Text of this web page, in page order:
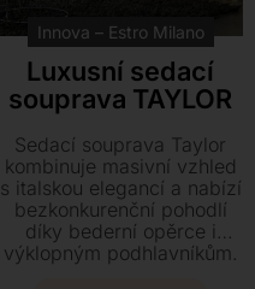
Innova – Estro Milano
Luxusní sedací
souprava TAYLOR
Sedací souprava Taylor
kombinuje masivní vzhled
s italskou elegancí a nabízí
bezkonkurenční pohodlí
díky bederní opěrce i
výklopným podhlavníkům.